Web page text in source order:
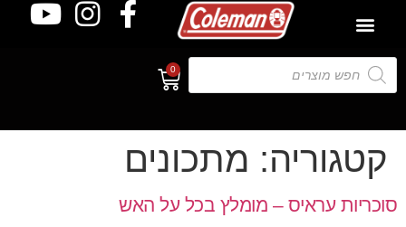
0
קטגוריה: מתכונים
סוכריות עראיס – מומלץ בכל על האש